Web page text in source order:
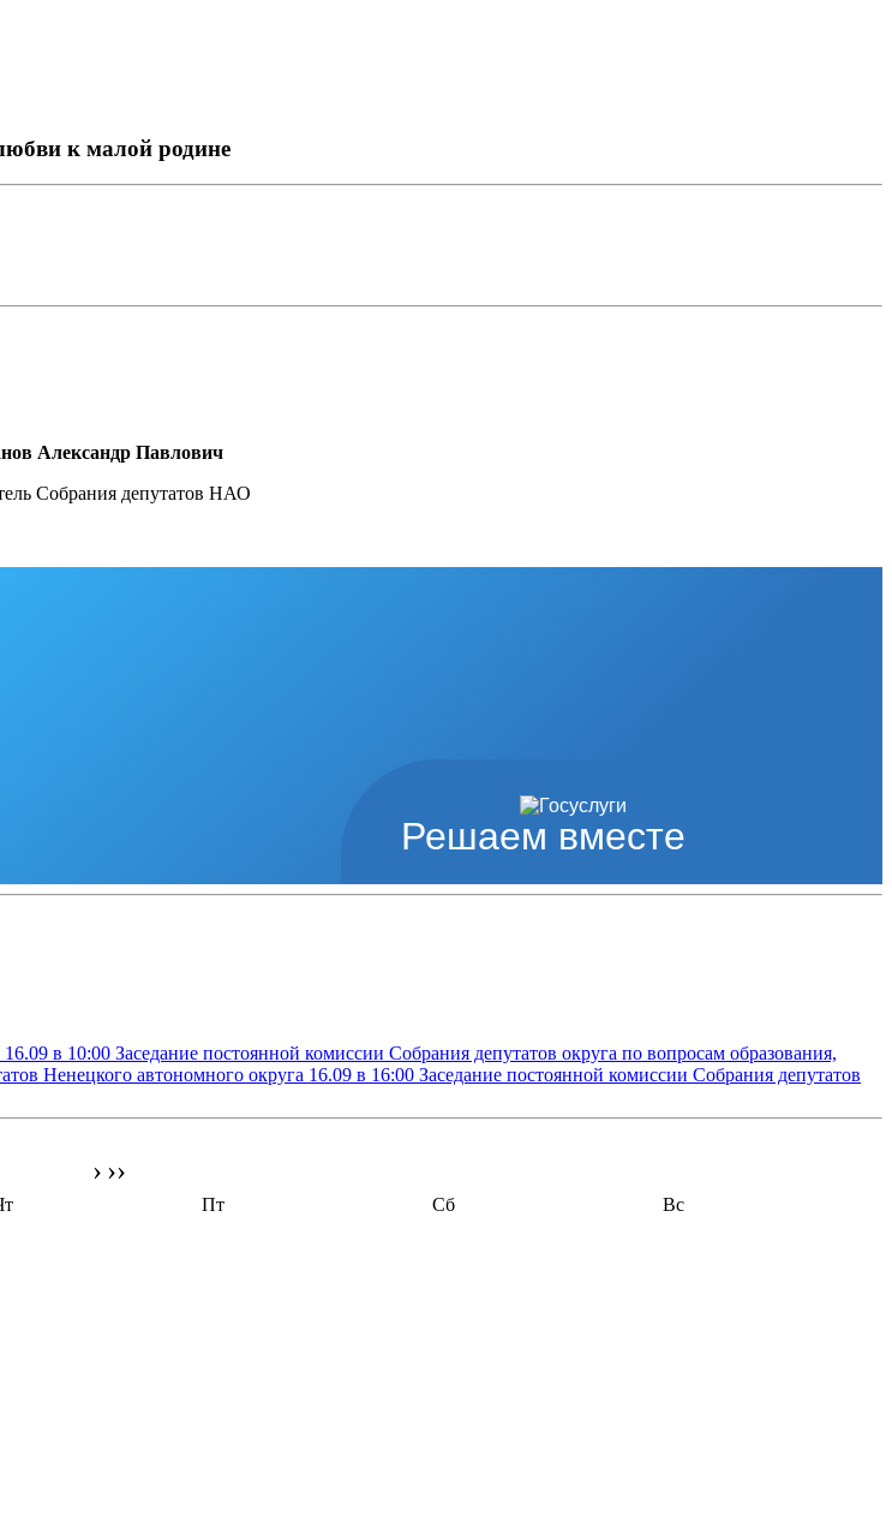
к малой родине
Александр Павлович
Собрания депутатов НАО
Решаем вместе
16.09 в 10:00 Заседание постоянной комиссии Собрания депутатов округа по вопросам образования,
Ненецкого автономного округа 16.09 в 16:00 Заседание постоянной комиссии Собрания депутатов
› ››
Пт Сб Вс